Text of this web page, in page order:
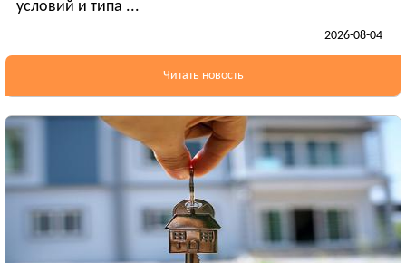
ЛЬВОВСКАЯ ОБЛАСТЬ
Стрый
НИКОЛАЕВСКАЯ ОБЛАСТЬ
Вознесенск
Новая Одесса
Смотреть всё
ОДЕССКАЯ ОБЛАСТЬ
условий и типа ...
2026-08-04
Читать новость